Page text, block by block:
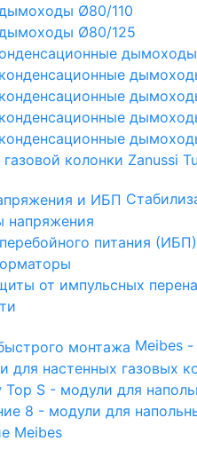
Ø80/110
Ø80/125
дымоходы
колонки Zanussi
напряжения
питания (ИБП)
от импульсных
Meibes
для настенных газовых
Top S - модули для
8 - модули для
Meibes